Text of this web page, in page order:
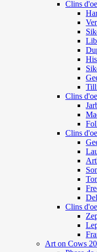
Clins
Clins
Clins
Clins
Art on Cows